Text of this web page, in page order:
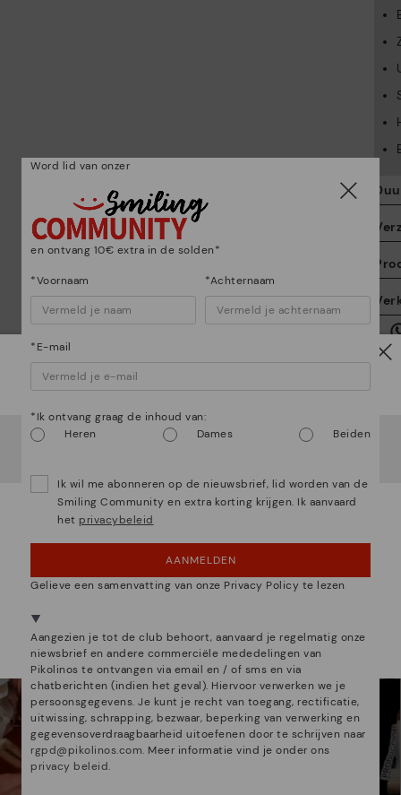
zijn veel meer dan schoenen
Let op!
Het lijkt erop dat je inVerenigde Staten
bent maar je
probeert toegang te krijgen tot de
website.
OEPS! FOUTJE, IK WIL GRAAG IN VERENIGDE
Kies de jouweshier.
Word lid van onzer
en ontvang 10€ extra in de solden*
*Voornaam *Achternaam
*E-mail
*Ik ontvang graag de inhoud van:
Heren
Dames Beiden
Ik wil me abonneren op de nieuwsbrief, lid worden van de
Smiling Community en extra korting krijgen. Ik aanvaard
het privacybeleid
AANMELDEN
Gelieve een samenvatting van onze Privacy Policy te lezen
Aangezien je tot de club behoort, aanvaard je regelmatig onze
niewsbrief en andere commerciële mededelingen van
Pikolinos te ontvangen via email en / of sms en via
chatberichten (indien het geval). Hiervoor verwerken we je
persoonsgegevens. Je kunt je recht van toegang, rectificatie,
uitwissing, schrapping, bezwaar, beperking van verwerking en
gegevensoverdraagbaarheid uitoefenen door te schrijven naar
rgpd@pikolinos.com. Meer informatie vind je onder ons
privacy beleid.